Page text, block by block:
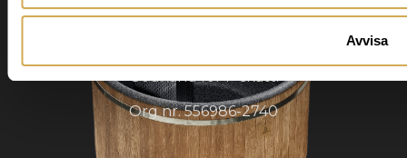
Avvisa
Org nr. 556986-2740